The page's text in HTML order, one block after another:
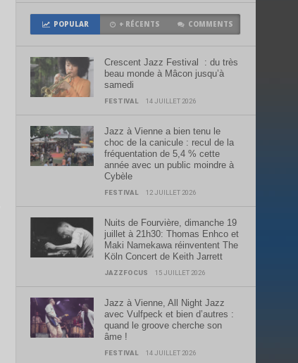
POPULAR + RÉCENTS COMMENTS
Crescent Jazz Festival : du très
beau monde à Mâcon jusqu’à
samedi
FESTIVAL 14 JUILLET 2026
Jazz à Vienne a bien tenu le
choc de la canicule : recul de la
fréquentation de 5,4 % cette
année avec un public moindre à
Cybèle
FESTIVAL 12 JUILLET 2026
Nuits de Fourvière, dimanche 19
juillet à 21h30: Thomas Enhco et
Maki Namekawa réinventent The
Köln Concert de Keith Jarrett
JAZZFOCUS 15 JUILLET 2026
Jazz à Vienne, All Night Jazz
avec Vulfpeck et bien d’autres :
quand le groove cherche son
âme !
FESTIVAL 14 JUILLET 2026